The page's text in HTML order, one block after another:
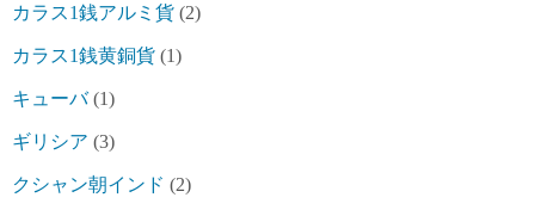
カラス1銭アルミ貨 (2)
カラス1銭黄銅貨 (1)
キューバ(1)
ギリシア (3)
クシャン朝インド (2)